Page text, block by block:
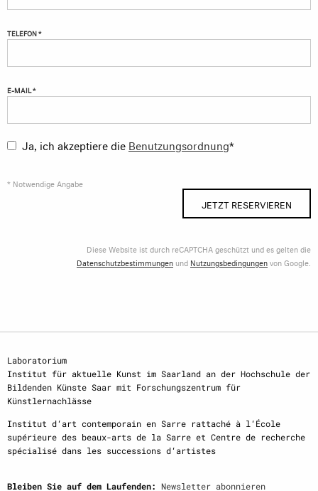
TELEFON *
E-MAIL *
Ja, ich akzeptiere die Benutzungsordnung*
* Notwendige Angabe
JETZT RESERVIEREN
Diese Website ist durch reCAPTCHA geschützt und es gelten die
Datenschutzbestimmungen und Nutzungsbedingungenvon Google.
Laboratorium
Institut für aktuelle Kunst im Saarland an der Hochschule der
Bildenden Künste Saar mit Forschungszentrum für
Künstlernachlässe
Institut d‘art contemporain en Sarre rattaché à l‘École
supérieure des beaux-arts de la Sarre et Centre de recherche
spécialisé dans les successions d‘artistes
Bleiben Sie auf dem Laufenden: Newsletter abonnieren